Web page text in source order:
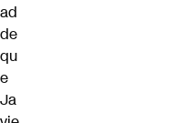
ad
de
qu
e
Ja